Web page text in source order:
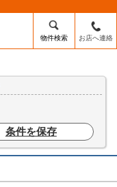
物件検索 お店へ連絡
条件を保存